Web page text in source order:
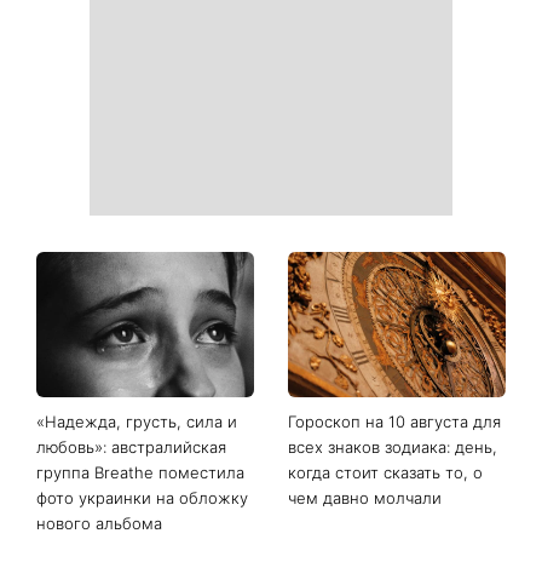
«Надежда, грусть, сила и
любовь»: австралийская
группа Breathe поместила
фото украинки на обложку
нового альбома
Гороскоп на 10 августа для
всех знаков зодиака: день,
когда стоит сказать то, о
чем давно молчали